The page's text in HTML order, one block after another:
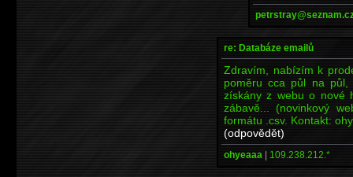
re: Databáze emailů
Zdravím, nabízím k
poměru cca půl na půl,
získány z webu o nové
zábavě... (novinkový
formátu .csv. Kontakt:
(odpovědět)
ohyeaaa | 109.238.212.*